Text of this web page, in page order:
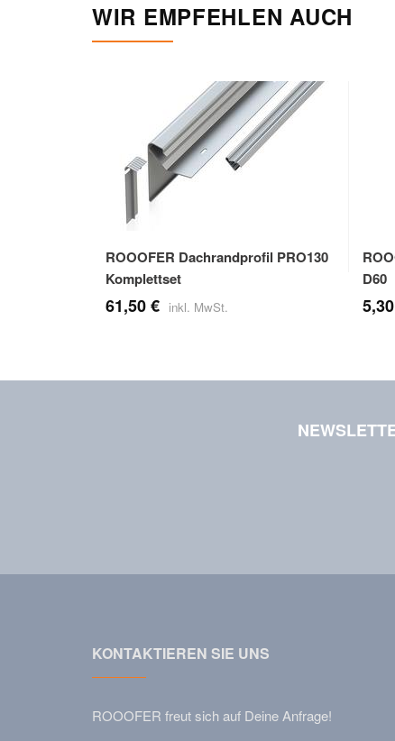
WIR EMPFEHLEN AUCH
ROOOFER Dachrandprofil PRO130
Komplettset
61,50 €
D60
KONTAKTIEREN SIE UNS
ROOOFER freut sich auf Deine Anfrage!